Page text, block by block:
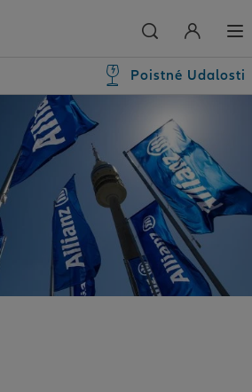
Poistné Udalosti